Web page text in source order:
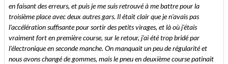
en faisant des erreurs, et puis je me suis retrouvé à me battre pour la
troisième place avec deux autres gars. Il était clair que je n'avais pas
l'accélération suffisante pour sortir des petits virages, et là où j'étais
vraiment fort en première course, sur le retour, j'ai été trop bridé par
l'électronique en seconde manche. On manquait un peu de régularité et
nous avons changé de gommes, mais le pneu en deuxième course patinait